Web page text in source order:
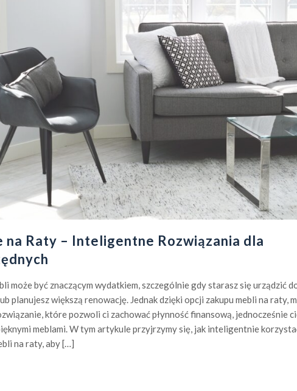
na Raty – Inteligentne Rozwiązania dla
może być znaczącym wydatkiem, szczególnie gdy starasz się urządzić
planujesz większą renowację. Jednak dzięki opcji zakupu mebli na raty,
które pozwoli ci zachować płynność finansową, jednocześnie
meblami. W tym artykule przyjrzymy się, jak inteligentnie
na raty, aby […]